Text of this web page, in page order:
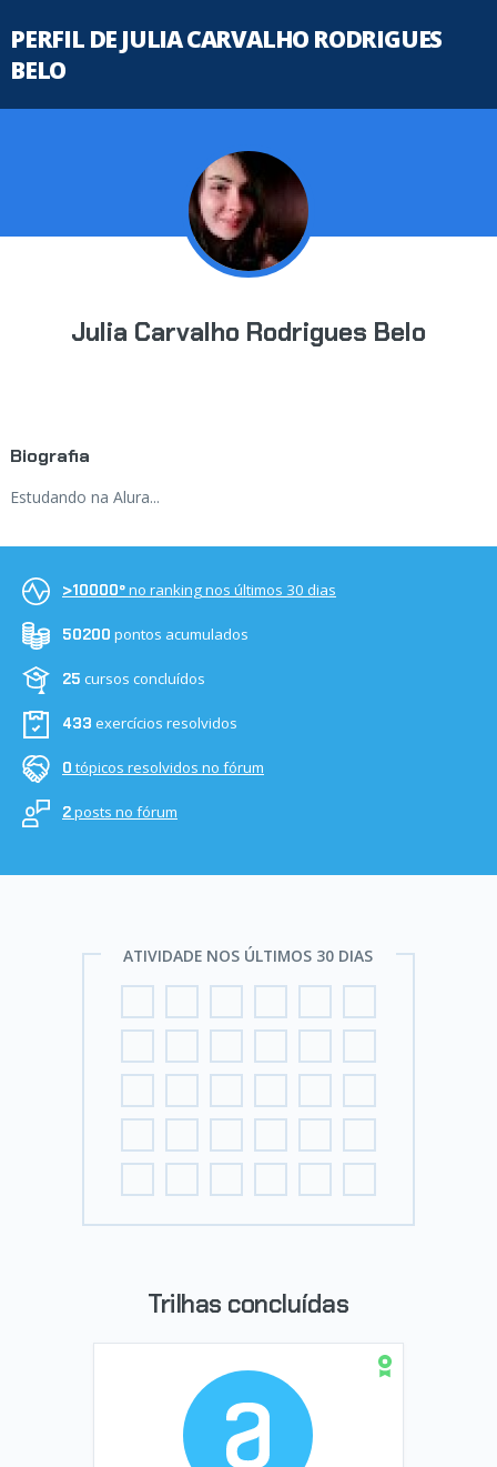
PERFIL DE JULIA CARVALHO RODRIGUES
BELO
Julia Carvalho Rodrigues Belo
Biografia
Estudando na Alura...
>10000ºno ranking nos últimos 30 dias
50200 pontos acumulados
25 cursos concluídos
433 exercícios resolvidos
0 tópicos resolvidos no fórum
2posts no fórum
ATIVIDADE NOS ÚLTIMOS 30 DIAS
Trilhas concluídas